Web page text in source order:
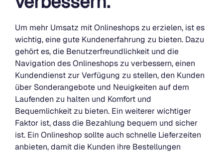
Um mehr Umsatz mit Onlineshops zu erzielen, ist es
wichtig, eine gute Kundenerfahrung zu bieten. Dazu
gehört es, die Benutzerfreundlichkeit und die
Navigation des Onlineshops zu verbessern, einen
Kundendienst zur Verfügung zu stellen, den Kunden
über Sonderangebote und Neuigkeiten auf dem
Laufenden zu halten und Komfort und
Bequemlichkeit zu bieten. Ein weiterer wichtiger
Faktor ist, dass die Bezahlung bequem und sicher
ist. Ein Onlineshop sollte auch schnelle Lieferzeiten
anbieten, damit die Kunden ihre Bestellungen